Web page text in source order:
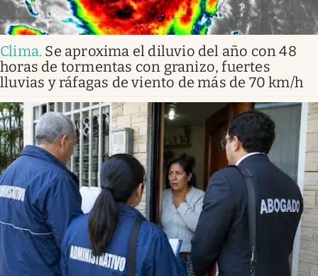
Clima. Se aproxima el diluvio del año con 48
horas de tormentas con granizo, fuertes
lluvias y ráfagas de viento de más de 70 km/h